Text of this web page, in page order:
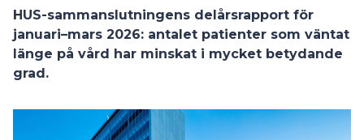
HUS-sammanslutningens delårsrapport för
januari–mars 2026: antalet patienter som väntat
länge på vård har minskat i mycket betydande
grad.